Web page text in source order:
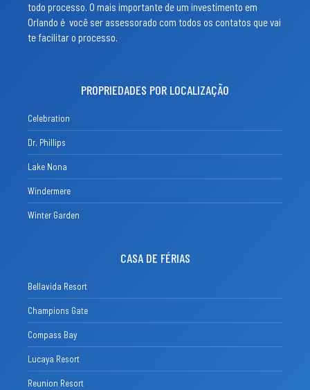
todo processo. O mais importante de um investimento em
Orlando é você ser assessorado com todos os contatos que vai
te facilitar o processo.
PROPRIEDADES POR LOCALIZAÇÃO
Celebration
Dr. Phillips
Lake Nona
Windermere
Winter Garden
CASA DE FÉRIAS
Bellavida Resort
Champions Gate
Compass Bay
Lucaya Resort
Reunion Resort